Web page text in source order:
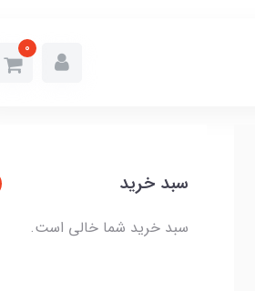
0
سبد خرید
سبد خرید شما خالی است.